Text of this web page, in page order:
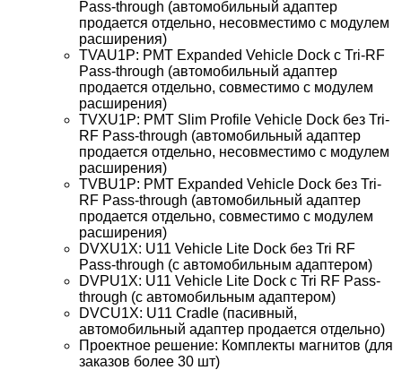
Pass-through (автомобильный адаптер
продается отдельно, несовместимо с модулем
расширения)
TVAU1P: PMT Expanded Vehicle Dock с Tri-RF
Pass-through (автомобильный адаптер
продается отдельно, совместимо с модулем
расширения)
TVXU1P: PMT Slim Profile Vehicle Dock без Tri-
RF Pass-through (автомобильный адаптер
продается отдельно, несовместимо с модулем
расширения)
TVBU1P: PMT Expanded Vehicle Dock без Tri-
RF Pass-through (автомобильный адаптер
продается отдельно, совместимо с модулем
расширения)
DVXU1X: U11 Vehicle Lite Dock без Tri RF
Pass-through (с автомобильным адаптером)
DVPU1X: U11 Vehicle Lite Dock с Tri RF Pass-
through (с автомобильным адаптером)
DVCU1X: U11 Cradle (пасивный,
автомобильный адаптер продается отдельно)
Проектное решение: Комплекты магнитов (для
заказов более 30 шт)